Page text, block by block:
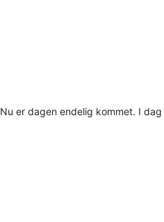
Nu er dagen endelig kommet. I